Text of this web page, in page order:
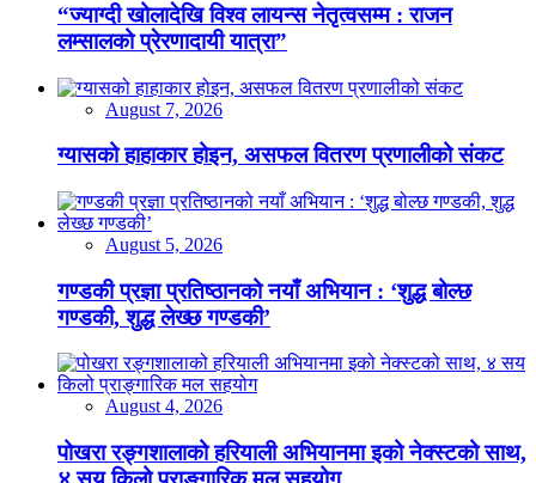
“ज्याग्दी खोलादेखि विश्व लायन्स नेतृत्वसम्म : राजन
लम्सालको प्रेरणादायी यात्रा”
August 7, 2026
ग्यासको हाहाकार होइन, असफल वितरण प्रणालीको संकट
August 5, 2026
गण्डकी प्रज्ञा प्रतिष्ठानको नयाँ अभियान : ‘शुद्ध बोल्छ
गण्डकी, शुद्ध लेख्छ गण्डकी’
August 4, 2026
पोखरा रङ्गशालाको हरियाली अभियानमा इको नेक्स्टको साथ,